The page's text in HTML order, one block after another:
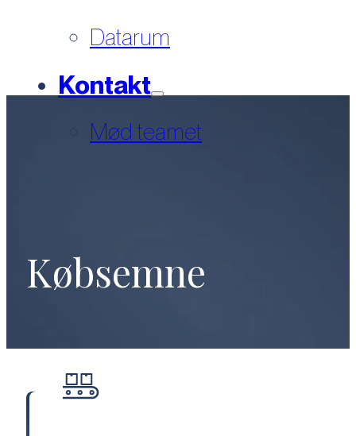
Datarum
Kontakt
Mød teamet
Købsemne